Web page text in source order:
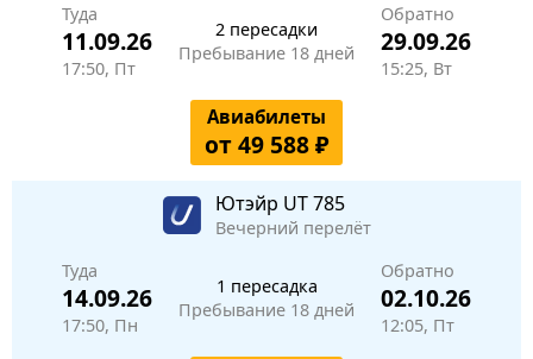
Туда
11.09.26
17:50, Пт
2 пересадки
Пребывание 18 дней
Обратно
29.09.26
15:25, Вт
Авиабилеты
от 49 588 ₽
Ютэйр UT 785
Вечерний перелёт
Туда
14.09.26
17:50, Пн
1 пересадка
Пребывание 18 дней
Обратно
02.10.26
12:05, Пт